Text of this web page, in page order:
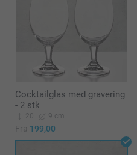
Cocktailglas med gravering
- 2 stk
20 9 cm
Fra 199,00